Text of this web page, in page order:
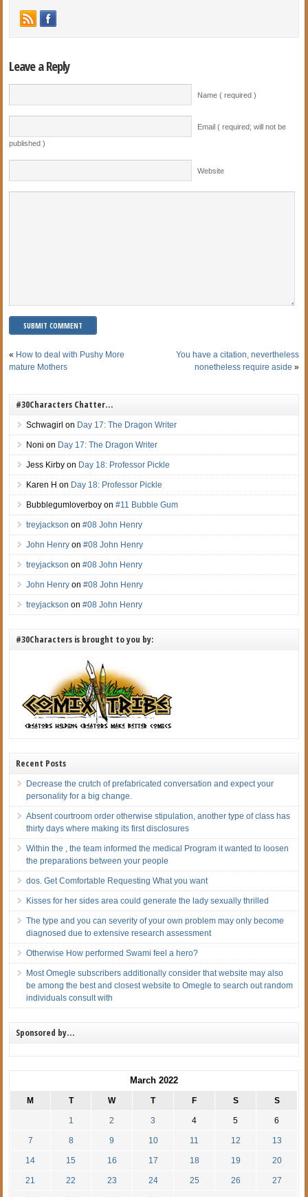
Leave a Reply
Name ( required )
Email ( required; will not be
published )
Website
« How to deal with Pushy More
mature Mothers
You have a citation, nevertheless
nonetheless require aside »
#30Characters Chatter…
Schwagirl on Day 17: The Dragon Writer
Noni on Day 17: The Dragon Writer
Jess Kirby on Day 18: Professor Pickle
Karen H on Day 18: Professor Pickle
Bubblegumloverboy on#11 Bubble Gum
treyjackson on#08 John Henry
John Henry on#08 John Henry
treyjackson on#08 John Henry
John Henry on#08 John Henry
treyjackson on#08 John Henry
#30Characters is brought to you by:
Recent Posts
Decrease the crutch of prefabricated conversation and expect your
personality for a big change.
Absent courtroom order otherwise stipulation, another type of class has
thirty days where making its first disclosures
Within the , the team informed the medical Program it wanted to loosen
the preparations between your people
dos. Get Comfortable Requesting What you want
Kisses for her sides area could generate the lady sexually thrilled
The type and you can severity of your own problem may only become
diagnosed due to extensive research assessment
Otherwise How performed Swami feel a hero?
Most Omegle subscribers additionally consider that website may also
be among the best and closest website to Omegle to search out random
individuals consult with
Sponsored by…
March 2022
M T W T F S S
1 2 3 4 5 6
7 8 9 10 11 12 13
14 15 16 17 18 19 20
21 22 23 24 25 26 27